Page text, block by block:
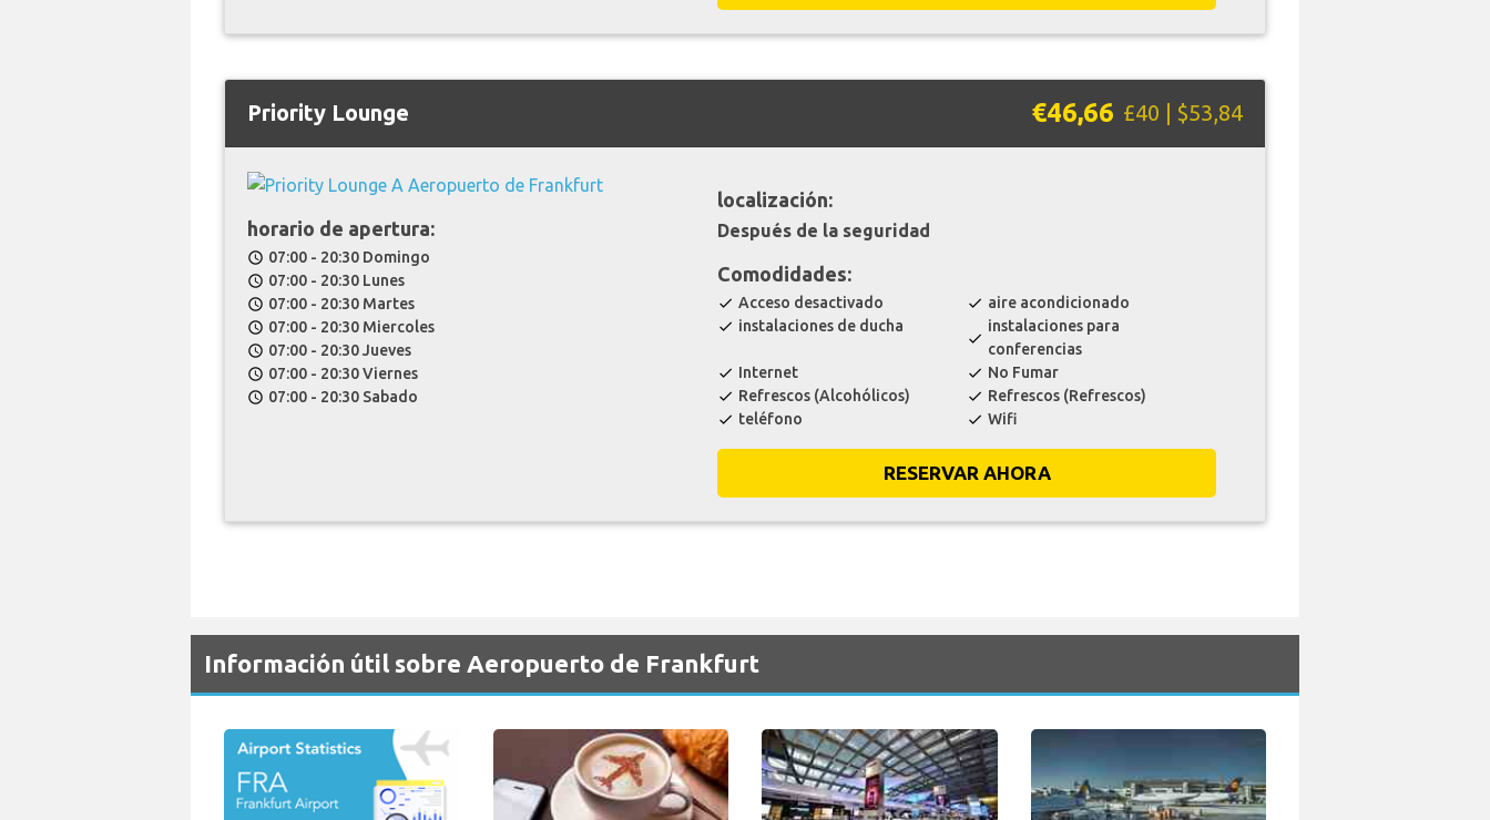
Priority Lounge €46,66 £40 | $53,84
horario de apertura:
schedule 07:00 - 20:30 Domingo
schedule 07:00 - 20:30 Lunes
schedule 07:00 - 20:30 Martes
schedule 07:00 - 20:30 Miercoles
schedule 07:00 - 20:30 Jueves
schedule 07:00 - 20:30 Viernes
schedule 07:00 - 20:30 Sabado
localización:
Después de la seguridad
Comodidades:
check Acceso desactivado check aire acondicionado
check instalaciones de ducha
check
instalaciones para
conferencias
check Internet check No Fumar
check Refrescos (Alcohólicos) check Refrescos (Refrescos)
check teléfono check Wifi
RESERVAR AHORA
Información útil sobre Aeropuerto de Frankfurt